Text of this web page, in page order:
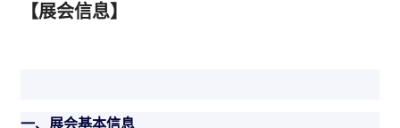
【展会信息】
一、展会基本信息